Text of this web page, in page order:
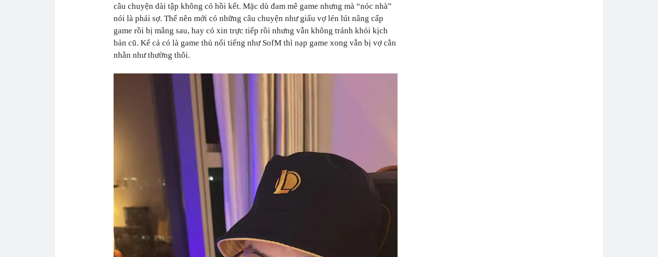
câu chuyện dài tập không có hồi kết. Mặc dù đam mê game nhưng mà “nóc nhà”
nói là phải sợ. Thế nên mới có những câu chuyện như giấu vợ lén lút nâng cấp
game rồi bị mắng sau, hay có xin trực tiếp rồi nhưng vẫn không tránh khỏi kịch
bản cũ. Kể cả có là game thủ nổi tiếng như SofM thì nạp game xong vẫn bị vợ cằn
nhằn như thường thôi.